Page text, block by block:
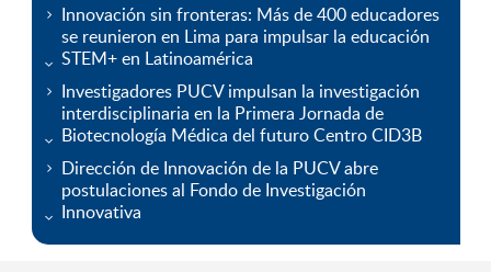
Innovación sin fronteras: Más de 400 educadores
se reunieron en Lima para impulsar la educación
STEM+ en Latinoamérica
Investigadores PUCV impulsan la investigación
interdisciplinaria en la Primera Jornada de
Biotecnología Médica del futuro Centro CID3B
Dirección de Innovación de la PUCV abre
postulaciones al Fondo de Investigación
Innovativa